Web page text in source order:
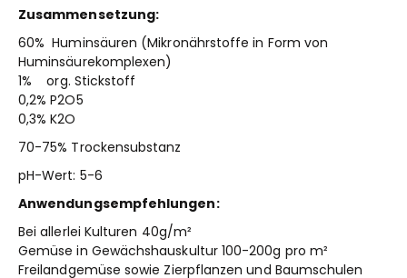
Zusammensetzung:
60% Huminsäuren (Mikronährstoffe in Form von
Huminsäurekomplexen)
1% org. Stickstoff
0,2% P2O5
0,3% K2O
70-75% Trockensubstanz
pH-Wert: 5-6
Anwendungsempfehlungen:
Bei allerlei Kulturen 40g/m²
Gemüse in Gewächshauskultur 100-200g pro m²
Freilandgemüse sowie Zierpflanzen und Baumschulen